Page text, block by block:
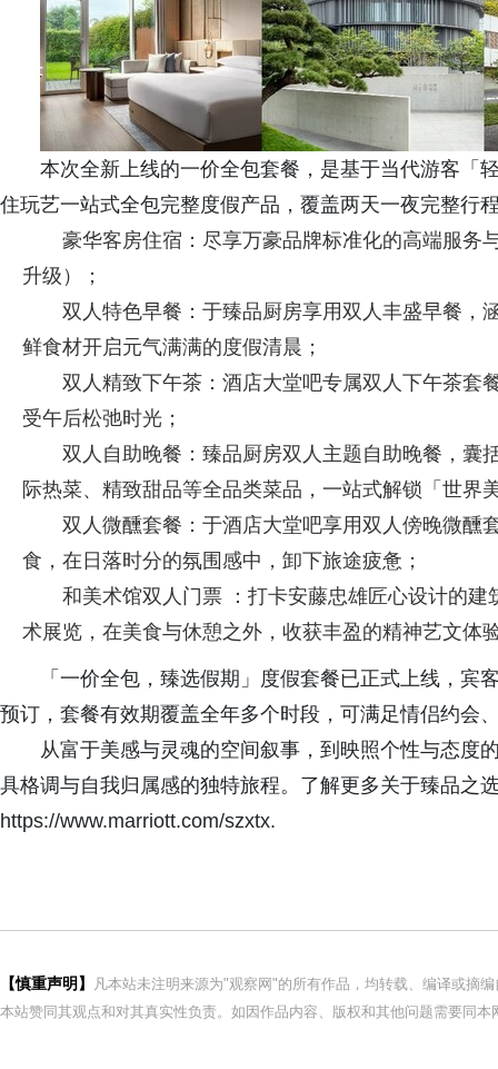
本次全新上线的一价全包套餐，是基于当代游客「
住玩艺一站式全包完整度假产品，覆盖两天一夜完整行
豪华客房住宿：尽享万豪品牌标准化的高端服务
升级）；
双人特色早餐：于臻品厨房享用双人丰盛早餐，
鲜食材开启元气满满的度假清晨；
双人精致下午茶：酒店大堂吧专属双人下午茶套
受午后松弛时光；
双人自助晚餐：臻品厨房双人主题自助晚餐，囊
际热菜、精致甜品等全品类菜品，一站式解锁「世界
双人微醺套餐：于酒店大堂吧享用双人傍晚微醺
食，在日落时分的氛围感中，卸下旅途疲惫；
和美术馆双人门票 ：打卡安藤忠雄匠心设计的
术展览，在美食与休憩之外，收获丰盈的精神艺文体
「一价全包，臻选假期」度假套餐已正式上线，
预订，套餐有效期覆盖全年多个时段，可满足情侣约会
从富于美感与灵魂的空间叙事，到映照个性与态度
具格调与自我归属感的独特旅程。了解更多关于臻品之
https://www.marriott.com/szxtx.
【慎重声明】
凡本站未注明来源为"观察网"的所有作品，均转载、编译或摘
本站赞同其观点和对其真实性负责。如因作品内容、版权和其他问题需要同本